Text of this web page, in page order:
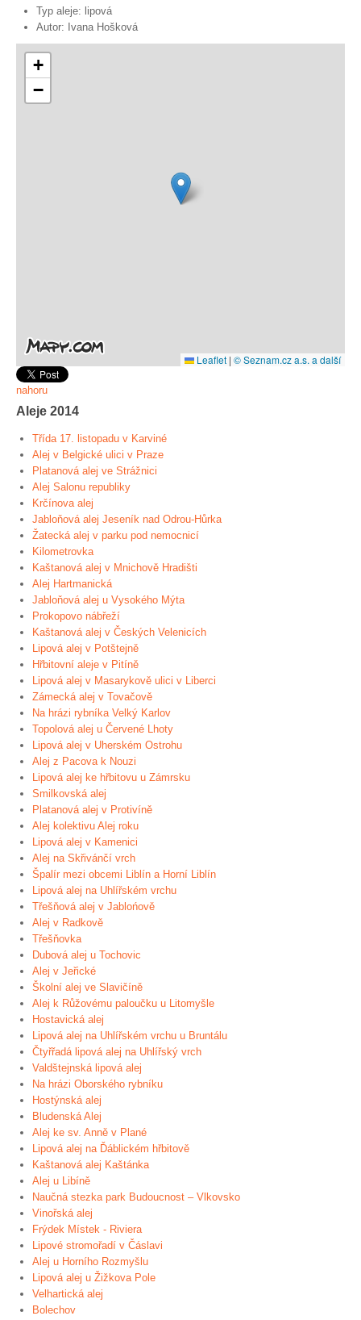
Typ aleje: lipová
Autor: Ivana Hošková
+
−
Leaflet | © Seznam.cz a.s. a další
nahoru
Aleje 2014
Třída 17. listopadu v Karviné
Alej v Belgické ulici v Praze
Platanová alej ve Strážnici
Alej Salonu republiky
Krčínova alej
Jabloňová alej Jeseník nad Odrou-Hůrka
Žatecká alej v parku pod nemocnicí
Kilometrovka
Kaštanová alej v Mnichově Hradišti
Alej Hartmanická
Jabloňová alej u Vysokého Mýta
Prokopovo nábřeží
Kaštanová alej v Českých Velenicích
Lipová alej v Potštejně
Hřbitovní aleje v Pitíně
Lipová alej v Masarykově ulici v Liberci
Zámecká alej v Tovačově
Na hrázi rybníka Velký Karlov
Topolová alej u Červené Lhoty
Lipová alej v Uherském Ostrohu
Alej z Pacova k Nouzi
Lipová alej ke hřbitovu u Zámrsku
Smilkovská alej
Platanová alej v Protivíně
Alej kolektivu Alej roku
Lipová alej v Kamenici
Alej na Skřivánčí vrch
Špalír mezi obcemi Liblín a Horní Liblín
Lipová alej na Uhlířském vrchu
Třešňová alej v Jablońově
Alej v Radkově
Třešňovka
Dubová alej u Tochovic
Alej v Jeřické
Školní alej ve Slavičíně
Alej k Růžovému paloučku u Litomyšle
Hostavická alej
Lipová alej na Uhlířském vrchu u Bruntálu
Čtyřřadá lipová alej na Uhlířský vrch
Valdštejnská lipová alej
Na hrázi Oborského rybníku
Hostýnská alej
Bludenská Alej
Alej ke sv. Anně v Plané
Lipová alej na Ďáblickém hřbitově
Kaštanová alej Kaštánka
Alej u Libíně
Naučná stezka park Budoucnost – Vlkovsko
Vinořská alej
Frýdek Místek - Riviera
Lipové stromořadí v Čáslavi
Alej u Horního Rozmyšlu
Lipová alej u Žižkova Pole
Velhartická alej
Bolechov